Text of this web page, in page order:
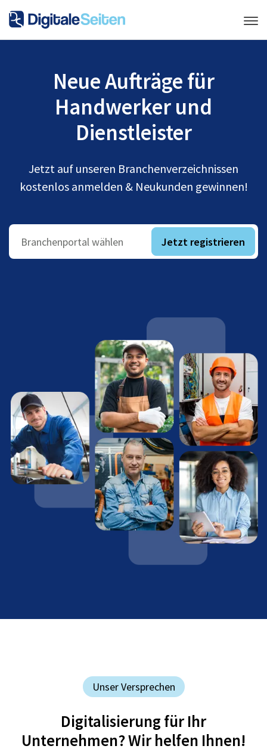
Neue Aufträge für
Handwerker und
Dienstleister
Jetzt auf unseren Branchenverzeichnissen
kostenlos anmelden & Neukunden gewinnen!
Branchenportal wählen Jetzt registrieren
Unser Versprechen
Digitalisierung für Ihr
Unternehmen? Wir helfen Ihnen!